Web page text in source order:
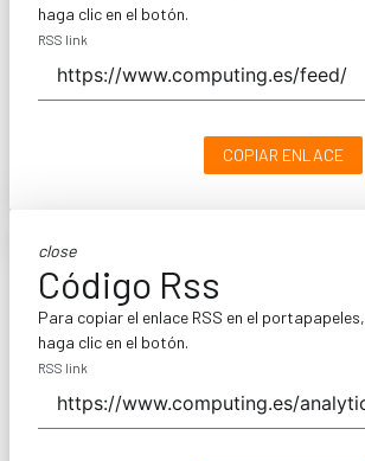
haga clic en el botón.
RSS link
COPIAR ENLACE
close
Código Rss
Para copiar el enlace RSS en el portapapeles,
haga clic en el botón.
RSS link